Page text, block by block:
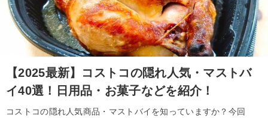
【2025最新】コストコの隠れ人気・マストバ
イ40選！日用品・お菓子などを紹介！
コストコの隠れ人気商品・マストバイを知っていますか？今回